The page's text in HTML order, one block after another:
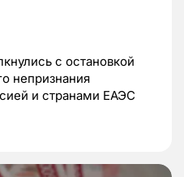
с остановкой
непризнания
и странами ЕАЭС